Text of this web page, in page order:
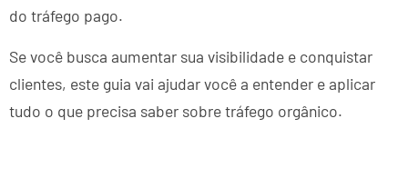
do tráfego pago.
Se você busca aumentar sua visibilidade e conquistar
clientes, este guia vai ajudar você a entender e aplicar
tudo o que precisa saber sobre tráfego orgânico.